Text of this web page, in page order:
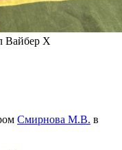
Вайбер Х
Смирнова М.В. в